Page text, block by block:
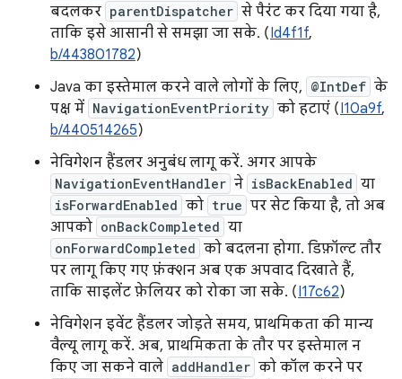
बदलकर parentDispatcher से पैरंट कर दिया गया है,
ताकि इसे आसानी से समझा जा सके. (Id4f1f,
b/443801782)
Java का इस्तेमाल करने वाले लोगों के लिए, @IntDef के
पक्ष में NavigationEventPriority को हटाएं (I10a9f,
b/440514265)
नेविगेशन हैंडलर अनुबंध लागू करें. अगर आपके
NavigationEventHandler ने isBackEnabled या
isForwardEnabled को true पर सेट किया है, तो अब
आपको onBackCompleted या
onForwardCompleted को बदलना होगा. डिफ़ॉल्ट तौर
पर लागू किए गए फ़ंक्शन अब एक अपवाद दिखाते हैं,
ताकि साइलेंट फ़ेलियर को रोका जा सके. (I17c62)
नेविगेशन इवेंट हैंडलर जोड़ते समय, प्राथमिकता की मान्य
वैल्यू लागू करें. अब, प्राथमिकता के तौर पर इस्तेमाल न
किए जा सकने वाले addHandler को कॉल करने पर